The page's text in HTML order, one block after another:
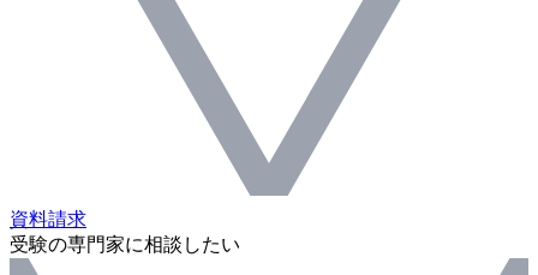
資料請求
受験の専門家に相談したい